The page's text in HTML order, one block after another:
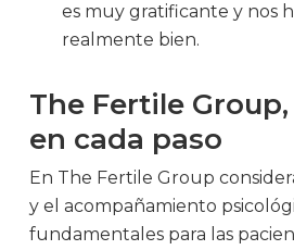
es muy gratificante y nos
realmente bien.
The Fertile
en cada paso
En The Fertile Group
y el acompañamiento
fundamentales para las